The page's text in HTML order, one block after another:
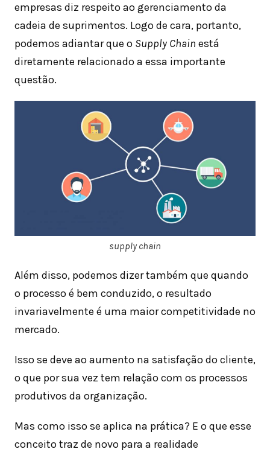
empresas diz respeito ao gerenciamento da
cadeia de suprimentos. Logo de cara, portanto,
podemos adiantar que o Supply Chain está
diretamente relacionado a essa importante
questão.
supply chain
Além disso, podemos dizer também que quando
o processo é bem conduzido, o resultado
invariavelmente é uma maior competitividade no
mercado.
Isso se deve ao aumento na satisfação do cliente,
o que por sua vez tem relação com os processos
produtivos da organização.
Mas como isso se aplica na prática? E o que esse
conceito traz de novo para a realidade